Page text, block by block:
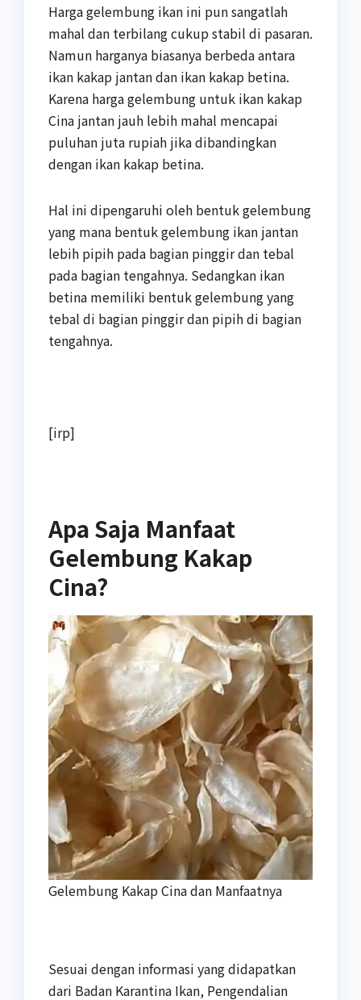
Harga gelembung ikan ini pun sangatlah
mahal dan terbilang cukup stabil di pasaran.
Namun harganya biasanya berbeda antara
ikan kakap jantan dan ikan kakap betina.
Karena harga gelembung untuk ikan kakap
Cina jantan jauh lebih mahal mencapai
puluhan juta rupiah jika dibandingkan
dengan ikan kakap betina.
Hal ini dipengaruhi oleh bentuk gelembung
yang mana bentuk gelembung ikan jantan
lebih pipih pada bagian pinggir dan tebal
pada bagian tengahnya. Sedangkan ikan
betina memiliki bentuk gelembung yang
tebal di bagian pinggir dan pipih di bagian
tengahnya.
[irp]
Apa Saja Manfaat
Gelembung Kakap
Cina?
Gelembung Kakap Cina dan Manfaatnya
Sesuai dengan informasi yang didapatkan
dari Badan Karantina Ikan, Pengendalian